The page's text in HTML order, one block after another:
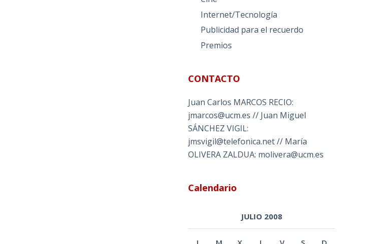
Internet/Tecnología
Publicidad para el recuerdo
Premios
CONTACTO
Juan Carlos MARCOS RECIO:
jmarcos@ucm.es // Juan Miguel
SÁNCHEZ VIGIL:
jmsvigil@telefonica.net // María
OLIVERA ZALDUA: molivera@ucm.es
Calendario
JULIO 2008